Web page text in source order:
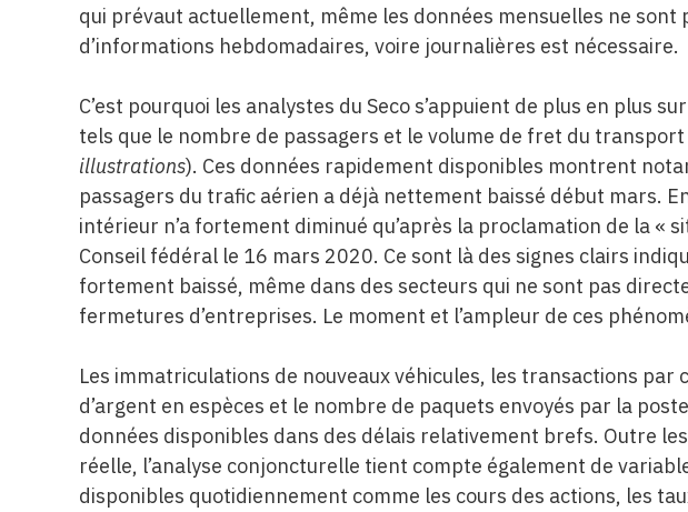
qui prévaut actuellement, même les données mensuelles ne sont
d’informations hebdomadaires, voire journalières est nécessaire.
C’est pourquoi les analystes du Seco s’appuient de plus en plus
tels que le nombre de passagers et le volume de fret du
illustrations). Ces données rapidement disponibles montrent
passagers du trafic aérien a déjà nettement baissé début mars.
intérieur n’a fortement diminué qu’après la proclamation de la «
Conseil fédéral le 16 mars 2020. Ce sont là des signes clairs
fortement baissé, même dans des secteurs qui ne sont pas
fermetures d’entreprises. Le moment et l’ampleur de ces
Les immatriculations de nouveaux véhicules, les transactions
d’argent en espèces et le nombre de paquets envoyés par la
données disponibles dans des délais relativement brefs. Outre
réelle, l’analyse conjoncturelle tient compte également de
disponibles quotidiennement comme les cours des actions, les